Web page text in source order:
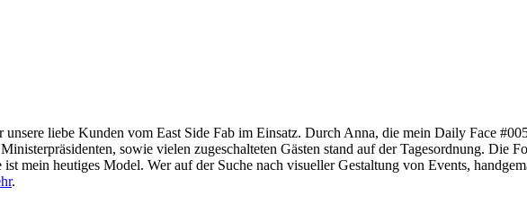
liebe Kunden vom East Side Fab im Einsatz. Durch Anna, die mein Daily Face
sowie vielen zugeschalteten Gästen stand auf der Tagesordnung. Die
mein heutiges Model. Wer auf der Suche nach visueller Gestaltung von Events,
.